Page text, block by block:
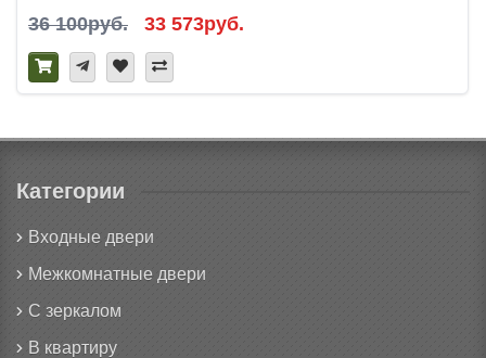
36 100руб. 33 573руб.
Категории
Входные двери
Межкомнатные двери
С зеркалом
В квартиру